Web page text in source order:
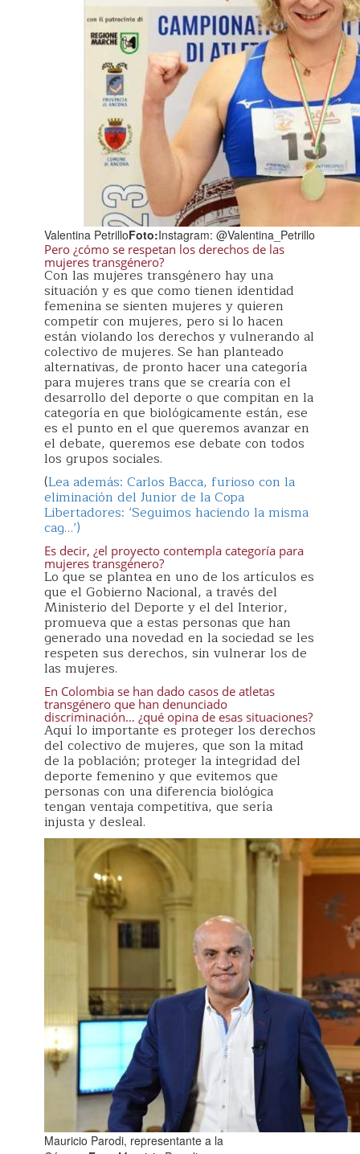
Valentina PetrilloFoto:Instagram: @Valentina_Petrillo
Pero ¿cómo se respetan los derechos de las
mujeres transgénero?
Con las mujeres transgénero hay una
situación y es que como tienen identidad
femenina se sienten mujeres y quieren
competir con mujeres, pero si lo hacen
están violando los derechos y vulnerando al
colectivo de mujeres. Se han planteado
alternativas, de pronto hacer una categoría
para mujeres trans que se crearía con el
desarrollo del deporte o que compitan en la
categoría en que biológicamente están, ese
es el punto en el que queremos avanzar en
el debate, queremos ese debate con todos
los grupos sociales.
(Lea además: Carlos Bacca, furioso con la
eliminación del Junior de la Copa
Libertadores: ‘Seguimos haciendo la misma
cag…’)
Es decir, ¿el proyecto contempla categoría para
mujeres transgénero?
Lo que se plantea en uno de los artículos es
que el Gobierno Nacional, a través del
Ministerio del Deporte y el del Interior,
promueva que a estas personas que han
generado una novedad en la sociedad se les
respeten sus derechos, sin vulnerar los de
las mujeres.
En Colombia se han dado casos de atletas
transgénero que han denunciado
discriminación… ¿qué opina de esas situaciones?
Aquí lo importante es proteger los derechos
del colectivo de mujeres, que son la mitad
de la población; proteger la integridad del
deporte femenino y que evitemos que
personas con una diferencia biológica
tengan ventaja competitiva, que sería
injusta y desleal.
Mauricio Parodi, representante a la